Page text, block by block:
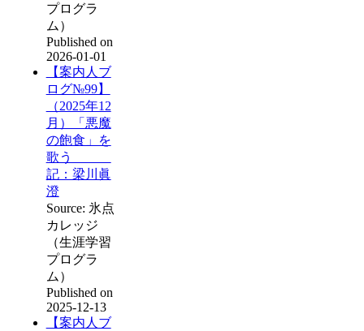
プログラ
ム）
Published on
2026-01-01
【案内人ブ
ログ№99】
（2025年12
月）「悪魔
の飽食」を
歌う
記：梁川眞
澄
Source: 氷点
カレッジ
（生涯学習
プログラ
ム）
Published on
2025-12-13
【案内人ブ